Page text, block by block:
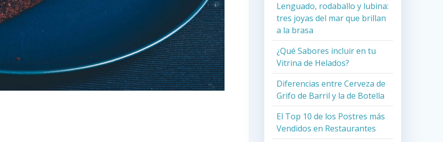
Lenguado, rodaballo y lubina:
tres joyas del mar que brillan
a la brasa
¿Qué Sabores incluir en tu
Vitrina de Helados?
Diferencias entre Cerveza de
Grifo de Barril y la de Botella
El Top 10 de los Postres más
Vendidos en Restaurantes